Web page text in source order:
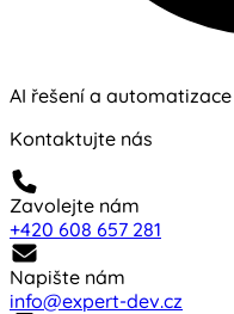
AI řešení a automatizace
Kontaktujte nás
Zavolejte nám
+420 608 657 281
Napište nám
info@expert-dev.cz